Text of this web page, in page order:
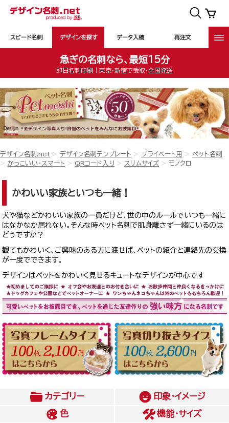
スピード名刺 デザインを探す データ入稿 再注文
急ぎの名刺なら、最短15分
即日名刺印刷｜東京・新宿で受取・全国発送
デザイン名刺.net デザイン名刺テンプレート プライベート用
ペット名刺
かっこいい・スマート
QRコード入り スリムサイズ モノクロ
かわいい家族といつも一緒！
犬や猫などかわいい家族の一員だけど、世の中のルールでいつも一緒に
はなかなか居れない。そんな時ペット名刺で肌身離さず一緒にいるのは
どうですか？
観てもかわいく、ご興味のある方に渡せば、ペットの紹介と連絡先の交換
が一度でできます。
デザインはペットをかわいく見せるキュートなデザインが中心です
カテゴリー
印象・イメージ
色
機能・サイズ